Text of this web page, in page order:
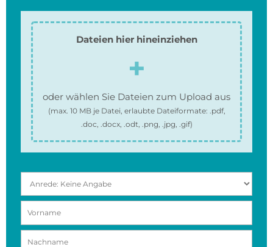
Dateien hier hineinziehen
oder wählen Sie Dateien zum Upload aus
(max. 10 MBje Datei, erlaubte Dateiformate: .pdf,
.doc, .docx, .odt, .png, .jpg, .gif)